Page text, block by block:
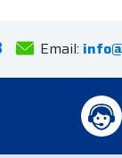
Email: